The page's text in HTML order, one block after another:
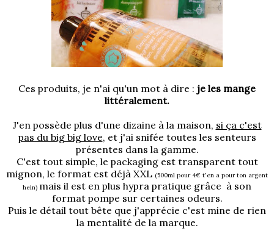
Ces produits, je n'ai qu'un mot à dire : je les mange
littéralement.
J'en possède plus d'une dizaine à la maison, si ça c'est
pas du big big love, et j'ai snifée toutes les senteurs
présentes dans la gamme.
C'est tout simple, le packaging est transparent tout
mignon, le format est déjà XXL (500ml pour 4€ t'en a pour ton argent
hein) mais il est en plus hypra pratique grâce à son
format pompe sur certaines odeurs.
Puis le détail tout bête que j'apprécie c'est mine de rien
la mentalité de la marque.